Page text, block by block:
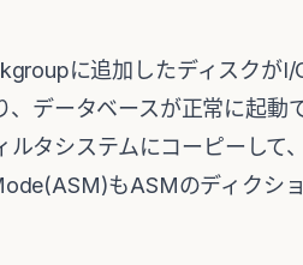
に追加したディスクが
、データベースが正常に起
タシステムにコーピーして
もASMのディクシ